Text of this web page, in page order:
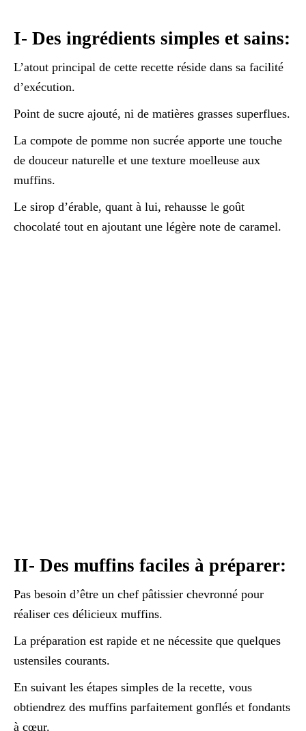
I- Des ingrédients simples et sains:
L’atout principal de cette recette réside dans sa facilité
d’exécution.
Point de sucre ajouté, ni de matières grasses superflues.
La compote de pomme non sucrée apporte une touche
de douceur naturelle et une texture moelleuse aux
muffins.
Le sirop d’érable, quant à lui, rehausse le goût
chocolaté tout en ajoutant une légère note de caramel.
II- Des muffins faciles à préparer:
Pas besoin d’être un chef pâtissier chevronné pour
réaliser ces délicieux muffins.
La préparation est rapide et ne nécessite que quelques
ustensiles courants.
En suivant les étapes simples de la recette, vous
obtiendrez des muffins parfaitement gonflés et fondants
à cœur.